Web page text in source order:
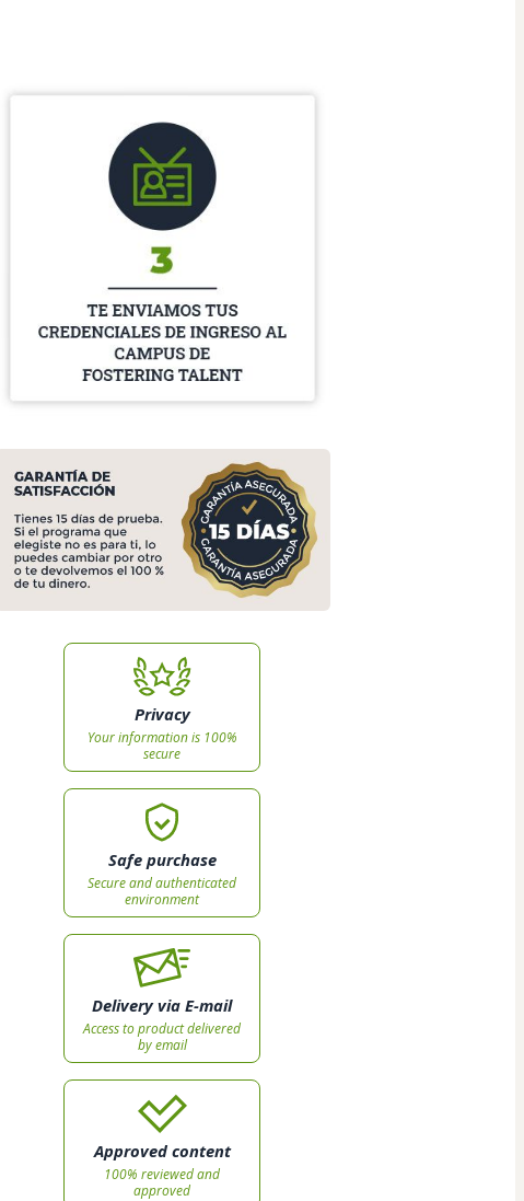
Privacy
Your information is 100%
secure
Safe purchase
Secure and authenticated
environment
Delivery via E-mail
Access to product delivered
by email
Approved content
100% reviewed and
approved